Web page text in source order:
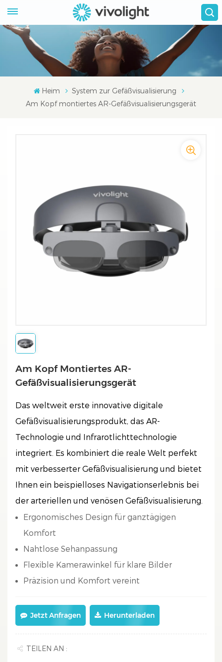
Heim
System zur Gefäßvisualisierung
Am Kopf montiertes AR-Gefäßvisualisierungsgerät
Am Kopf Montiertes AR-
Gefäßvisualisierungsgerät
Das weltweit erste innovative digitale
Gefäßvisualisierungsprodukt, das AR-
Technologie und Infrarotlichttechnologie
integriert. Es kombiniert die reale Welt perfekt
mit verbesserter Gefäßvisualisierung und bietet
Ihnen ein beispielloses Navigationserlebnis bei
der arteriellen und venösen Gefäßvisualisierung.
Ergonomisches Design für ganztägigen
Komfort
Nahtlose Sehanpassung
Flexible Kamerawinkel für klare Bilder
Präzision und Komfort vereint
Jetzt Anfragen Herunterladen
TEILEN AN :